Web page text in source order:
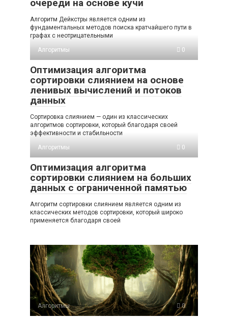
очереди на основе кучи
Алгоритм Дейкстры является одним из
фундаментальных методов поиска кратчайшего пути в
графах с неотрицательными
Алгоритмы
0
Оптимизация алгоритма
сортировки слиянием на основе
ленивых вычислений и потоков
данных
Сортировка слиянием — один из классических
алгоритмов сортировки, который благодаря своей
эффективности и стабильности
Алгоритмы
0
Оптимизация алгоритма
сортировки слиянием на больших
данных с ограниченной памятью
Алгоритм сортировки слиянием является одним из
классических методов сортировки, который широко
применяется благодаря своей
Алгоритмы 0